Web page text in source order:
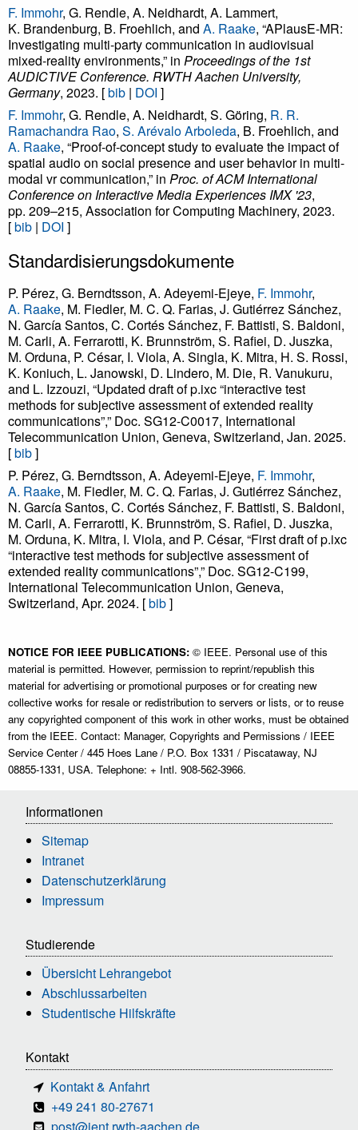
F. Immohr, G. Rendle, A. Neidhardt, A. Lammert,
K. Brandenburg, B. Froehlich, and A. Raake, “APlausE-MR:
Investigating multi-party communication in audiovisual
mixed-reality environments,” in Proceedings of the 1st
AUDICTIVE Conference. RWTH Aachen University,
Germany, 2023. [bib | DOI ]
F. Immohr, G. Rendle, A. Neidhardt, S. Göring, R. R.
Ramachandra Rao, S. Arévalo Arboleda, B. Froehlich, and
A. Raake, “Proof-of-concept study to evaluate the impact of
spatial audio on social presence and user behavior in multi-
modal vr communication,” in Proc. of ACM International
Conference on Interactive Media Experiences IMX '23,
pp. 209–215, Association for Computing Machinery, 2023.
[bib | DOI ]
Standardisierungsdokumente
P. Pérez, G. Berndtsson, A. Adeyemi-Ejeye, F. Immohr,
A. Raake, M. Fiedler, M. C. Q. Farias, J. Gutiérrez Sánchez,
N. García Santos, C. Cortés Sánchez, F. Battisti, S. Baldoni,
M. Carli, A. Ferrarotti, K. Brunnström, S. Rafiei, D. Juszka,
M. Orduna, P. César, I. Viola, A. Singla, K. Mitra, H. S. Rossi,
K. Koniuch, L. Janowski, D. Lindero, M. Die, R. Vanukuru,
and L. Izzouzi, “Updated draft of p.ixc “interactive test
methods for subjective assessment of extended reality
communications”,” Doc. SG12-C0017, International
Telecommunication Union, Geneva, Switzerland, Jan. 2025.
[bib]
P. Pérez, G. Berndtsson, A. Adeyemi-Ejeye, F. Immohr,
A. Raake, M. Fiedler, M. C. Q. Farias, J. Gutiérrez Sánchez,
N. García Santos, C. Cortés Sánchez, F. Battisti, S. Baldoni,
M. Carli, A. Ferrarotti, K. Brunnström, S. Rafiei, D. Juszka,
M. Orduna, K. Mitra, I. Viola, and P. César, “First draft of p.ixc
“interactive test methods for subjective assessment of
extended reality communications”,” Doc. SG12-C199,
International Telecommunication Union, Geneva,
Switzerland, Apr. 2024. [bib]
NOTICE FOR IEEE PUBLICATIONS: © IEEE. Personal use of this
material is permitted. However, permission to reprint/republish this
material for advertising or promotional purposes or for creating new
collective works for resale or redistribution to servers or lists, or to reuse
any copyrighted component of this work in other works, must be obtained
from the IEEE. Contact: Manager, Copyrights and Permissions / IEEE
Service Center / 445 Hoes Lane / P.O. Box 1331 / Piscataway, NJ
08855-1331, USA. Telephone: + Intl. 908-562-3966.
Informationen
Sitemap
Intranet
Datenschutzerklärung
Impressum
Studierende
Übersicht Lehrangebot
Abschlussarbeiten
Studentische Hilfskräfte
Kontakt
Kontakt & Anfahrt
+49 241 80-27671
post@ient.rwth-aachen.de